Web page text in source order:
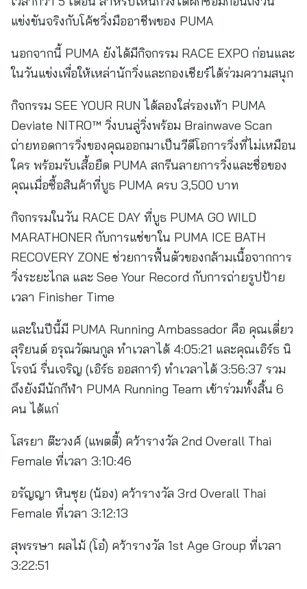
แข่งขันจริงกับโค้ชวิ่งมืออาชีพของ PUMA
นอกจากนี้ PUMA ยังได้มีกิจกรรม RACE EXPO ก่อนและ
ในวันแข่งเพื่อให้เหล่านักวิ่งและกองเชียร์ได้ร่วมความสนุก
กิจกรรม SEE YOUR RUN ได้ลองใส่รองเท้า PUMA
Deviate NITRO™ วิ่งบนลู่วิ่งพร้อม Brainwave Scan
ถ่ายทอดการวิ่งของคุณออกมาเป็นวีดีโอการวิ่งที่ไม่เหมือน
ใคร พร้อมรับเสื้อยืด PUMA สกรีนลายการวิ่งและชื่อของ
คุณเมื่อซื้อสินค้าที่บูธ PUMA ครบ 3,500 บาท
กิจกรรมในวัน RACE DAY ที่บูธ PUMA GO WILD
MARATHONER กับการแช่ขาใน PUMA ICE BATH
RECOVERY ZONE ช่วยการฟื้นตัวของกล้ามเนื้อจากการ
วิ่งระยะไกล และ See Your Record กับการถ่ายรูปป้าย
เวลา Finisher Time
และในปีนี้มี PUMA Running Ambassador คือ คุณเดี่ยว
สุริยนต์ อรุณวัฒนกูล ทำเวลาได้ 4:05:21 และคุณเอิร์ธ นิ
โรจน์ รื่นเจริญ (เอิร์ธ ออสการ์) ทำเวลาได้ 3:56:37 รวม
ถึงยังมีนักกีฬา PUMA Running Team เข้าร่วมทั้งสิ้น 6
คน ได้แก่
โสรยา ต๊ะวงศ์ (แพตตี้) คว้ารางวัล 2nd Overall Thai
Female ที่เวลา 3:10:46
อรัญญา หินซุย (น้อง) คว้ารางวัล 3rd Overall Thai
Female ที่เวลา 3:12:13
สุพรรษา ผลไม้ (โอ๋) คว้ารางวัล 1st Age Group ที่เวลา
3:22:51